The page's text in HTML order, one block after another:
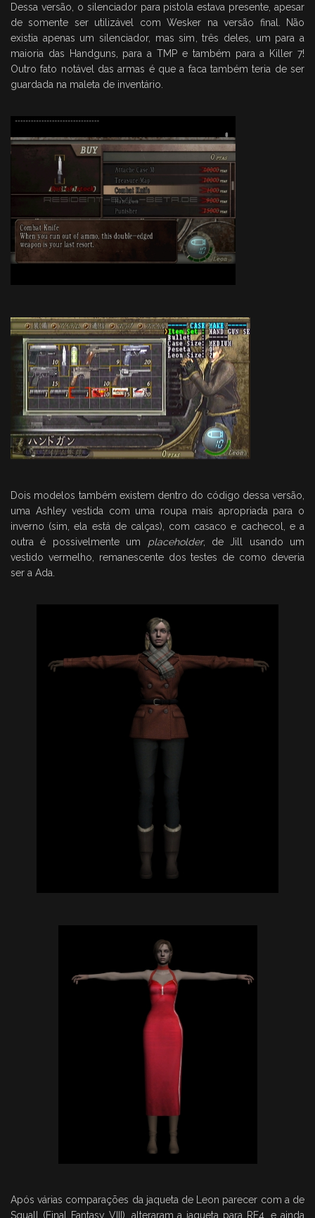
Dessa versão, o silenciador para pistola estava presente, apesar
de somente ser utilizável com Wesker na versão final. Não
existia apenas um silenciador, mas sim, três deles, um para a
maioria das Handguns, para a TMP e também para a Killer 7!
Outro fato notável das armas é que a faca também teria de ser
guardada na maleta de inventário.
Dois modelos também existem dentro do código dessa versão,
uma Ashley vestida com uma roupa mais apropriada para o
inverno (sim, ela está de calças), com casaco e cachecol, e a
outra é possivelmente um placeholder, de Jill usando um
vestido vermelho, remanescente dos testes de como deveria
ser a Ada.
Após várias comparações da jaqueta de Leon parecer com a de
Squall (Final Fantasy VIII), alteraram a jaqueta para RE4, e ainda